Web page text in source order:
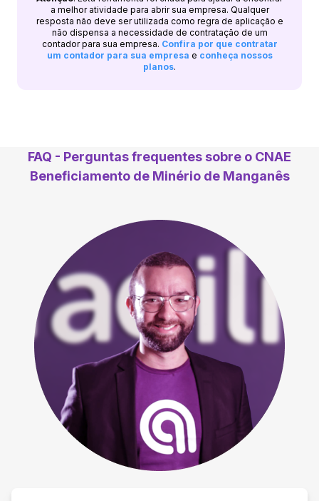
a melhor atividade para abrir sua empresa. Qualquer
resposta não deve ser utilizada como regra de aplicação e
não dispensa a necessidade de contratação de um
contador para sua empresa. Confira por que contratar
um contador para sua empresa e conheça nossos
planos.
FAQ - Perguntas frequentes sobre o CNAE
Beneficiamento de Minério de Manganês